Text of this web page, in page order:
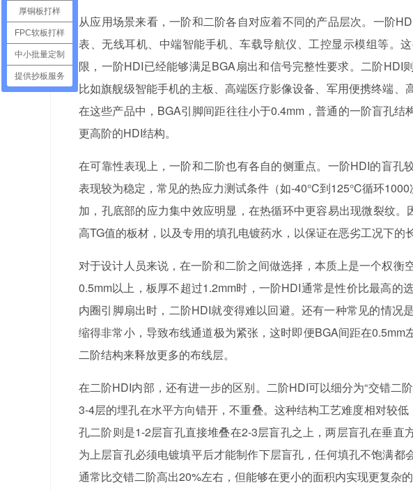
从应用场景来看，一阶和二阶各自对应着不同的产品层次。一阶
表、无线耳机、中端智能手机、车载导航仪、工控显示模组等。
限，一阶HDI已经能够满足BGA扇出和信号完整性要求。二阶HDI
比如旗舰级智能手机的主板、高端医疗影像设备、军用便携终端、
在这些产品中，BGA引脚间距往往小于0.4mm，普通的一阶盲孔
更高阶的HDI结构。
在可靠性表现上，一阶和二阶也有各自的侧重点。一阶HDI的盲孔
表现较为稳定，常见的热应力测试条件（如-40°C到125°C循环
加，孔底部的应力集中效应明显，在热循环中更容易出现微裂纹
高TG值的板材，以及专用的填孔电镀药水，以保证在恶劣工况下的
对于设计人员来说，在一阶和二阶之间做选择，本质上是一个权衡
0.5mm以上，板厚不超过1.2mm时，一阶HDI通常是性价比最高的
内圈引脚扇出时，二阶HDI就变得难以回避。还有一种常见的情况
缩得非常小，导致布线通道极为紧张，这时即便BGA间距在
二阶结构来释放更多的布线层。
在二阶HDI内部，还有进一步的区别。二阶HDI可以细分为“交错二
3-4层的埋孔在水平方向错开，不重叠。这种结构工艺难度相对较
孔二阶则是1-2层盲孔直接堆叠在2-3层盲孔之上，两层盲孔在垂直
为上层盲孔必须电镀填平后才能制作下层盲孔，任何填孔不饱满
通常比交错二阶高出20%左右，但能够在更小的面积内实现更复杂的
厚铜板打样
FPC软板打样
中小批量定制
提供抄板服务